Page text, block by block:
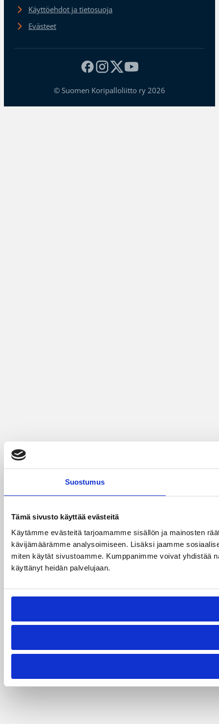
Suostumus
Tämä sivusto käyttää evästeitä
Käytämme evästeitä tarjoamamme sisällön ja mainosten
kävijämäärämme analysoimiseen. Lisäksi jaamme
miten käytät sivustoamme. Kumppanimme voivat yhdistää
käyttänyt heidän palvelujaan.
Käyttöehdot ja tietosuoja
Evästeet
© Suomen Koripalloliitto ry 2026